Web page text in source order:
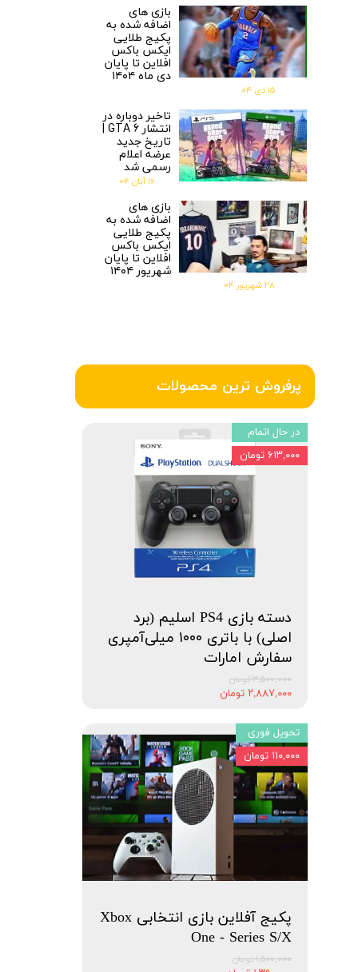
دسته بازی PS4 اسلیم (برد
اصلی) با باتری ۱۰۰۰ میلی‌آمپری
سفارش امارات
۳,۵۰۰,۰۰۰ تومان
۲,۸۸۷,۰۰۰ تومان
در حال اتمام
۶۱۳,۰۰۰ تومان
پکیج آفلاین بازی انتخابی Xbox
One - Series S/X
۱,۵۰۰,۰۰۰ تومان
تحویل فوری
۱۱۰,۰۰۰ تومان
پرفروش ترین محصولات
بازی های
اضافه شده به
پکیج طلایی
ایکس باکس
افلاین تا پایان
دی ماه ۱۴۰۴
۱۵ دی ۰۴
تاخیر دوباره در
انتشار GTA 6 |
تاریخ جدید
عرضه اعلام
رسمی شد
۱۶ آبان ۰۴
بازی های
اضافه شده به
پکیج طلایی
ایکس باکس
افلاین تا پایان
شهریور ۱۴۰۴
۲۸ شهریور ۰۴